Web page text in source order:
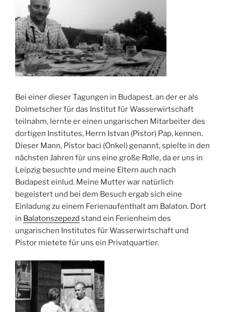
Bei einer dieser Tagungen in Budapest, an der er als
Dolmetscher für das Institut für Wasserwirtschaft
teilnahm, lernte er einen ungarischen Mitarbeiter des
dortigen Institutes, Herrn Istvan (Pistor) Pap, kennen.
Dieser Mann, Pistor baci (Onkel) genannt, spielte in den
nächsten Jahren für uns eine große Rolle, da er uns in
Leipzig besuchte und meine Eltern auch nach
Budapest einlud. Meine Mutter war natürlich
begeistert und bei dem Besuch ergab sich eine
Einladung zu einem Ferienaufenthalt am Balaton. Dort
in Balatonszepezd stand ein Ferienheim des
ungarischen Institutes für Wasserwirtschaft und
Pistor mietete für uns ein Privatquartier.